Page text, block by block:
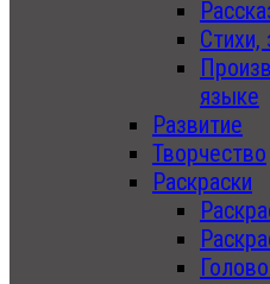
Стихи,
языке
Развитие
Творчество
Раскраски